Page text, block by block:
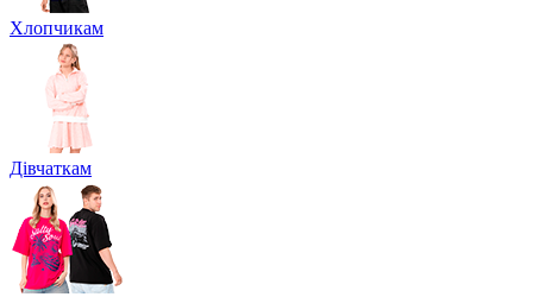
Хлопчикам
Дівчаткам